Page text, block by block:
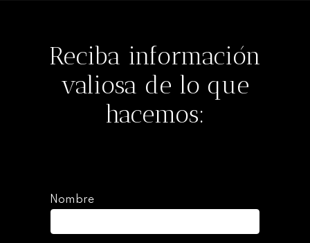
Reciba información
valiosa de lo que
hacemos:
Nombre